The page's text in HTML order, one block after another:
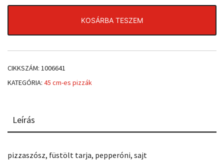
E
mennyiség
KOSÁRBA TESZEM
CIKKSZÁM: 1006641
KATEGÓRIA: 45 cm-es pizzák
Leírás
pizzaszósz, füstölt tarja, pepperóni, sajt